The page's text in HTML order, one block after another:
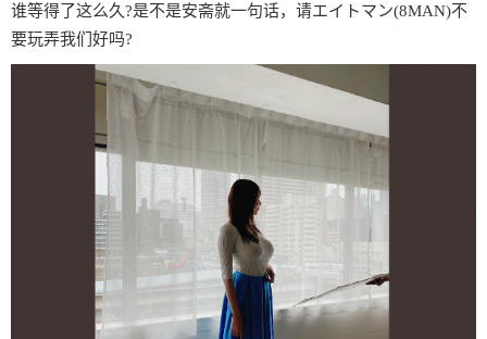
谁等得了这么久?是不是安斋就一句话，请エイトマン(8MAN)不
要玩弄我们好吗?